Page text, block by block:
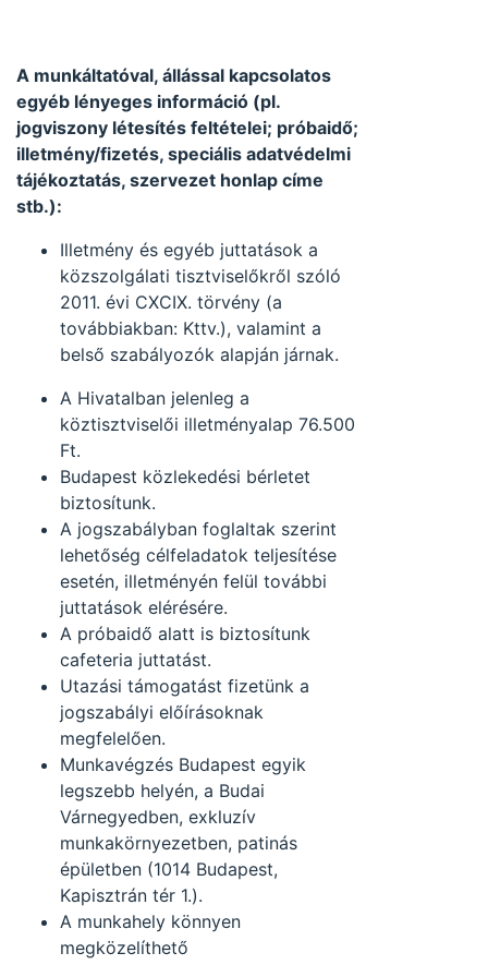
A munkáltatóval, állással kapcsolatos
egyéb lényeges információ (pl.
jogviszony létesítés feltételei; próbaidő;
illetmény/fizetés, speciális adatvédelmi
tájékoztatás, szervezet honlap címe
stb.):
Illetmény és egyéb juttatások a
közszolgálati tisztviselőkről szóló
2011. évi CXCIX. törvény (a
továbbiakban: Kttv.), valamint a
belső szabályozók alapján járnak.
A Hivatalban jelenleg a
köztisztviselői illetményalap 76.500
Ft.
Budapest közlekedési bérletet
biztosítunk.
A jogszabályban foglaltak szerint
lehetőség célfeladatok teljesítése
esetén, illetményén felül további
juttatások elérésére.
A próbaidő alatt is biztosítunk
cafeteria juttatást.
Utazási támogatást fizetünk a
jogszabályi előírásoknak
megfelelően.
Munkavégzés Budapest egyik
legszebb helyén, a Budai
Várnegyedben, exkluzív
munkakörnyezetben, patinás
épületben (1014 Budapest,
Kapisztrán tér 1.).
A munkahely könnyen
megközelíthető